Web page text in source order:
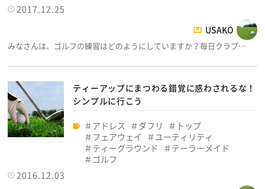
2017.12.25
USAKO
みなさんは、ゴルフの練習はどのようにしていますか？毎日クラブ…
ティーアップにまつわる錯覚に惑わされるな！
シンプルに行こう
アドレス ダフリ
トップ
フェアウェイ
ユーティリティ
ティーグラウンド
テーラーメイド
ゴルフ
2016.12.03